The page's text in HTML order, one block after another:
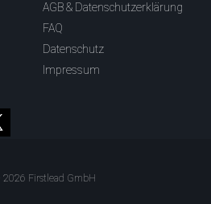
AGB & Datenschutzerklärung
FAQ
Datenschutz
Impressum
Firstlead GmbH